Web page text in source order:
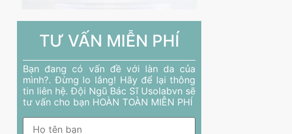
TƯ VẤN MIỄN PHÍ
Bạn đang có vấn đề với làn da của
mình?. Đừng lo lắng! Hãy để lại thông
tin liên hệ. Đội Ngũ Bác Sĩ Usolabvn sẽ
tư vấn cho bạn HOÀN TOÀN MIỄN PHÍ